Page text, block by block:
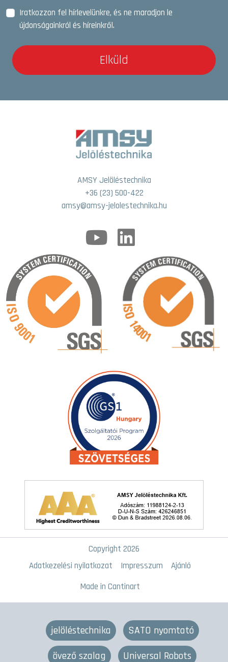
Iratkozzon fel hírlevelünkre, és ne maradjon le
újdonságainkról és híreinkről.
Elküld
AMSY Jelöléstechnika
+36 (23) 500-422
amsy@amsy-jelolestechnika.hu
Copyright 2026
Adatkezelési nyilatkozat
Impresszum
Ajánló
Made in Cantinart
jelöléstechnika
SATO nyomtató
övező szalag
Universal Robots